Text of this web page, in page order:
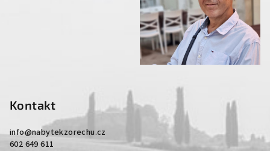
Kontakt
info@nabytekzorechu.cz
602 649 611